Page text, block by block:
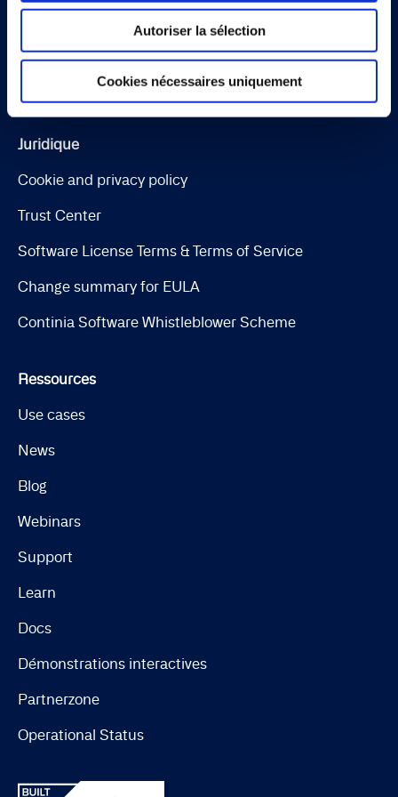
Autoriser la sélection
Cookies nécessaires uniquement
Expense Management
Continia Finance
Continia Banking
Juridique
Cookie and privacy policy
Trust Center
Software License Terms & Terms of Service
Change summary for EULA
Continia Software Whistleblower Scheme
Ressources
Use cases
News
Blog
Webinars
Support
Learn
Docs
Démonstrations interactives
Partnerzone
Operational Status